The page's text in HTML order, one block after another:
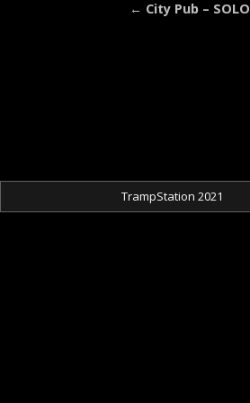
← City Pub – SOLO
TrampStation 2021